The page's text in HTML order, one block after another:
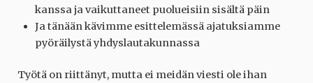
kanssa ja vaikuttaneet puolueisiin sisältä päin
Ja tänään kävimme esittelemässä ajatuksiamme
pyöräilystä yhdyslautakunnassa
Työtä on riittänyt, mutta ei meidän viesti ole ihan